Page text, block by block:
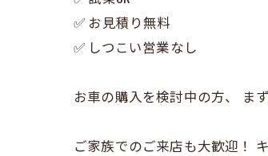
✅ お見積り無料
✅ しつこい営業なし
お車の購入を検討中の方、 ま
ご家族でのご来店も大歓迎！